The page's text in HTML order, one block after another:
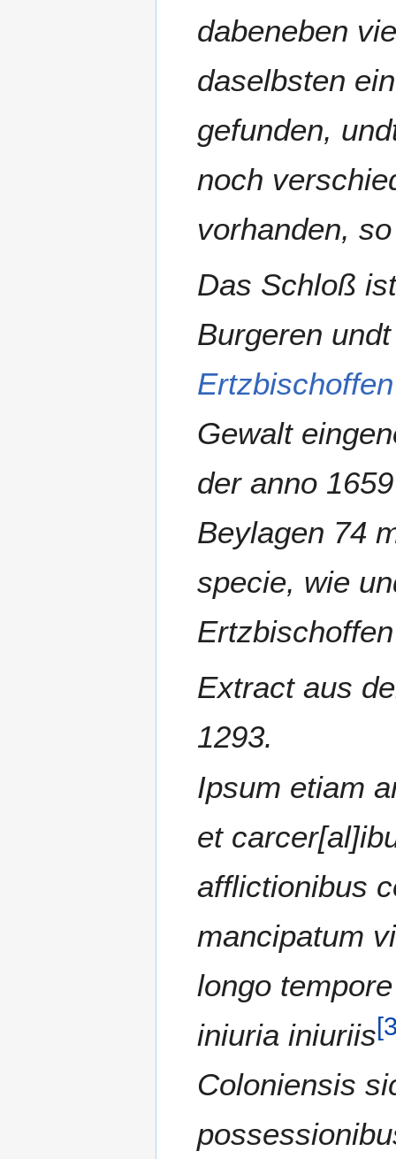
dabeneben
daselbsten
gefunden,
noch
vorhanden,
Das Schloß
Burgeren
Gewalt
der anno
Beylagen 74
specie, wie
Extract aus
1293.
Ipsum etiam
et
afflictionibus
mancipatum
longo
iniuria iniuriis[
Coloniensis